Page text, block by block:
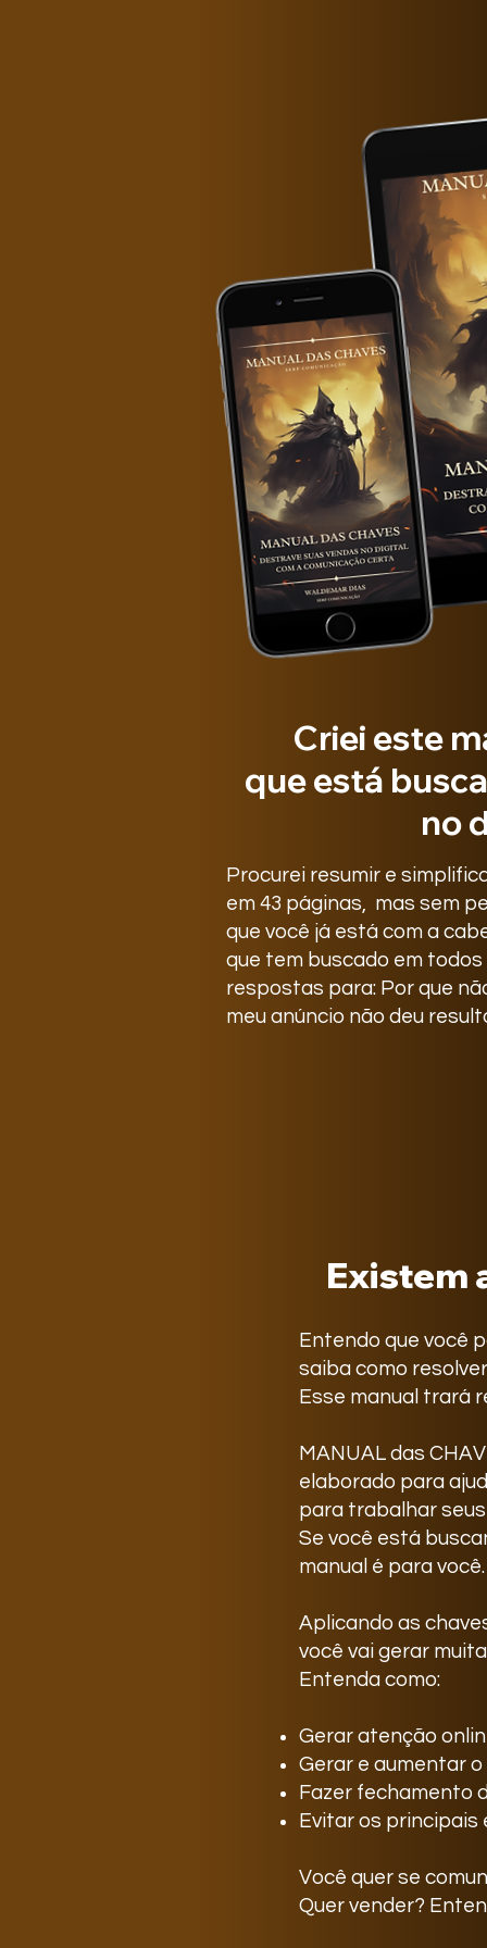
Criei este
que está
no
Procurei resumir e
em 43 páginas, mas sem
que você já está com a
que tem buscado em
respostas para: Por que
meu anúncio não deu
Existem
Entendo que você
saiba como
Esse manual trará
MANUAL das
elaborado para
para trabalhar
Se você está
manual é para você.
Aplicando as
você vai gerar
Entenda como:
Gerar atenção
Gerar e aumentar
Fazer fechamento
Evitar os principais
Você quer se
Quer vender?